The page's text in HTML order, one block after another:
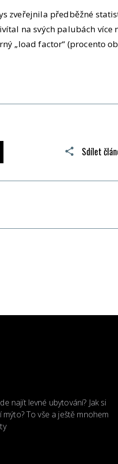
zveřejnila předběžné
na svých palubách více
„load factor“ (procento
Sdílet
najít levné ubytování? Jak si
To vše a ještě mnohem